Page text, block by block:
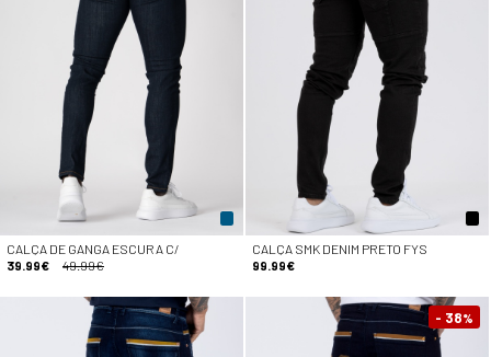
CALÇA DE GANGA ESCURA C/
39.99€
49.99€
CALÇA SMK DENIM PRETO FYS
99.99€
- 38%